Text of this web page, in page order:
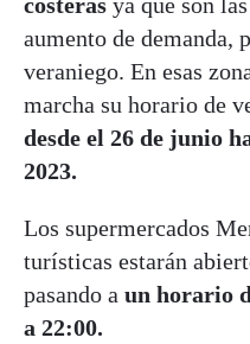
aumento de
veraniego. En esas
marcha su horario de
desde el 26 de junio
2023.
Los supermercados
turísticas estarán
pasando a un horario
a 22:00.